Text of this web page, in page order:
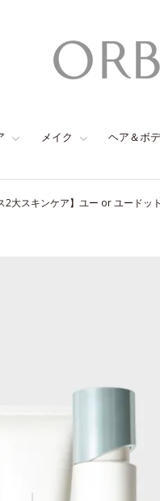
メイク ヘア＆ボ
2大スキンケア】ユー or ユードッ